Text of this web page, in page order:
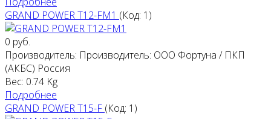
GRAND POWER T12-FM1 (Код: 1 )
0 руб.
Производитель: Производитель: ООО Фортуна / ПКП
(АКБС) Россия
Вес: 0.74 Kg
Подробнее
GRAND POWER T15-F (Код: 1 )